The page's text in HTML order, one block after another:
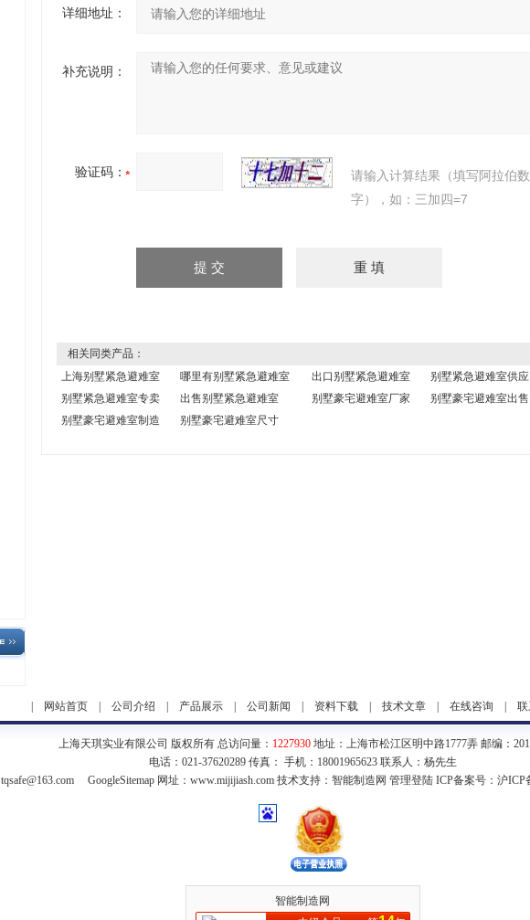
详细地址：
补充说明：
验证码：
请输入计算结果（填写阿拉伯数
字），如：三加四=7
相关同类产品：
上海别墅紧急避难室
哪里有别墅紧急避难室 出口别墅紧急避难室
别墅紧急避难室供应
别墅紧急避难室专卖
出售别墅紧急避难室 别墅豪宅避难室厂家
别墅豪宅避难室出售
别墅豪宅避难室制造
别墅豪宅避难室尺寸
网站首页 公司介绍 产品展示 公司新闻 资料下载 技术文章 在线咨询 联
上海天琪实业有限公司 版权所有 总访问量： 1227930 地址：上海市松江区明中路1777弄 邮编：
电话：021-37620289 传真： 手机：18001965623 联系人：杨先生
tqsafe@163.com GoogleSitemap网址：www.mijijiash.com 技术支持： 智能制造网 管理登陆ICP备案号： 沪ICP
智能制造网